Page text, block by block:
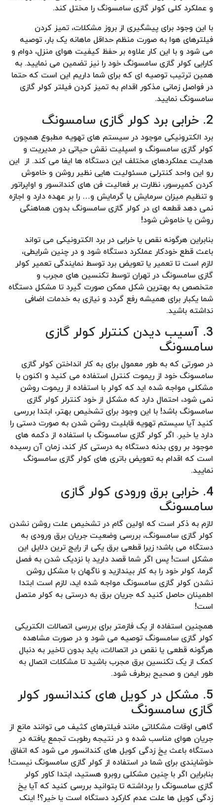
و عملکرد کلی کولر گازی سامسونگ را مختل کند.
با این وجود برای پیشگیری از بروز مشکلات، تمیز کردن
فیلترهای هوا به صورت منظم حداقل ماهانه یک بار، توصیه
می شود و با این کار علاوه بر حفظ کیفیت هوای منزل، دوام و
کارایی کولر گازی سامسونگ خود را نیز تضمین می نمایید. به
همین ترتیب توصیه ای که برای شما داریم این است که حتما
در فواصل زمانی مذکور اقدام به تمیز کردن فیلتر کولر گازی
سامسونگ نمایید.
2. خرابی برد کولر گازی سامسونگ
برد الکترونیکی موجود در سیستم های تهویه مطبوع همچون
کولر گازی سامسونگ و اسپلیت نقش حیاتی در مدیریت و
هدایت عملکردهای مختلف این دستگاه ها ایفا می کند. از این
رو این واحد کنترلی مسئولیت هایی نظیر روشن و خاموش
کردن کمپرسور، نظارت بر فعالیت فن های کندانسور و اواپراتور
و تنظیم میزان سرمایش یا گرمایش و… را بر عهده دارد و اجازه
نمی دهد قطعه ای در کولر گازی سامسونگ بدون هماهنگی
روشن یا خاموش شود!
بنابراین هرگونه نقص یا خرابی در برد الکترونیکی می تواند
باعث قطع خودکار عملکرد دستگاه شود و در چنین شرایطی،
لازم است تا تعمیر یا تعویض برد توسط نمایندگی تعمیر کولر
گازی سامسونگ در تهران توسط تکنسین های مجرب و
متخصص به بهترین شکل ممکن صورت گیرد تا مشکل دستگاه
شما یکبار برای همیشه رفع گردد و نیازی به خدمات اضافی
نداشته باشید.
3. آسیب دیدن کنترلر کولر گازی
سامسونگ
در صورتی که به طور معمول برای به کار انداختن کولر گازی
سامسونگ خود از ریموت کنترل استفاده می کنید و اکنون با
مشکلی مواجه شده اید که کولر با استفاده از ریموت روشن
نمی شود، احتمال دارد که مشکل از خود کنترلر کولر گازی
سامسونگ باشد! با این وجود برای تشخیص بهتر، ابتدا بررسی
کنید آیا سیستم تهویه قابلیت روشن شدن به صورت دستی را
دارد یا خیر. اگر کولر گازی سامسونگ با استفاده از دکمه های
موجود بر روی بدنه دستگاه به درستی کار کند، زمان آن رسیده
است که اقدام به تعویض باتری های کولر گازی سامسونگ
نمایید.
4. خرابی برق ورودی کولر گازی
سامسونگ
لازم به ذکر است که اولین گام در تشخیص علت روشن نشدن
کولر گازی سامسونگ، بررسی وضعیت جریان برق ورودی به
دستگاه می باشد؛ زیرا قطعی برق یکی از رایج ترین دلایل این
مشکل است! پس اگر شما قصد دارید با نزدیک شدن به فصل
گرما، کولر خود را به کار بیندازید و ناگهان با مشکل روشن
نشدن کولر گازی سامسونگ مواجه شده اید، لازم است ابتدا
اطمینان حاصل کنید که جریان برق به درستی به کولر متصل
است!
همچنین استفاده از یک فازمتر برای بررسی اتصالات الکتریکی
کولر گازی سامسونگ توصیه می شود و در صورت مشاهده
هرگونه قطعی یا نقص در اتصالات، باید بدون تاخیر به دنبال
کمک از یک تکنسین برق مجرب باشید تا مشکلات اتصال به
طور ایمن و صحیح برطرف شود.
5. مشکل در کویل های کندانسور کولر
گازی سامسونگ
گاهی اوقات مشکلاتی مانند فیلترهای کثیف می توانند مانع از
جریان هوای مناسب شده و در نتیجه رطوبت تجمع یافته در
دستگاه باعث یخ زدگی کویل های کندانسور می شود که اتفاق
خوشایندی برای شما در استفاده از کولر گازی سامسونگ نیست!
بنابراین اگر با چنین مشکلی روبرو هستید، ابتدا کاور کولر
گازی سامسونگ را برداشته تا بتوانید بررسی کنید که آیا یخ
زدگی کویل ها علت عدم کارکرد دستگاه است یا خیر؟! اینک